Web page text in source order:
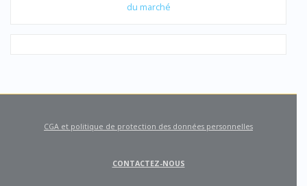
du marché
CGA et politique de protection des données personnelles
CONTACTEZ-NOUS